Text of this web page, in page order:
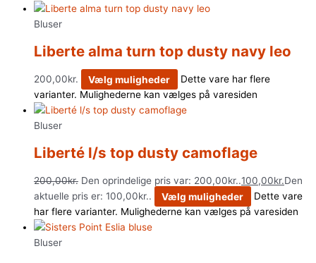
Bluser
Liberte alma turn top dusty navy leo
200,00kr. Vælg muligheder
Dette vare har flere
varianter. Mulighederne kan vælges på varesiden
Bluser
Liberté l/s top dusty camoflage
200,00kr. Den oprindelige pris var: 200,00kr..100,00kr.Den
aktuelle pris er: 100,00kr..
Vælg muligheder
Dette vare
har flere varianter. Mulighederne kan vælges på varesiden
Bluser